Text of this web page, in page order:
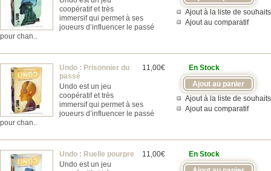
Ajout à la liste de souhaits
Ajout au comparatif
coopératif et très
immersif qui permet à ses
joueurs d’influencer le passé
pour chan..
En Stock
Ajout à la liste de souhaits
Ajout au comparatif
11,00€
Undo : Prisonnier du
passé
Undo est un jeu
coopératif et très
immersif qui permet à ses
joueurs d’influencer le passé
pour chan..
En Stock
11,00€
Undo : Ruelle pourpre
Undo est un jeu